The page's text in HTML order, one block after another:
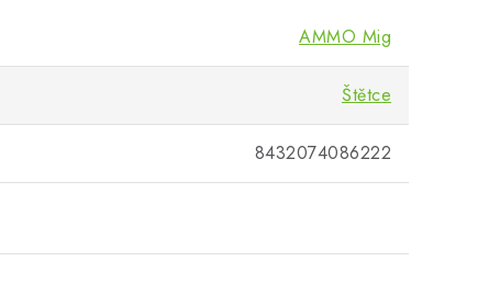
AMMO Mig
Štětce
8432074086222